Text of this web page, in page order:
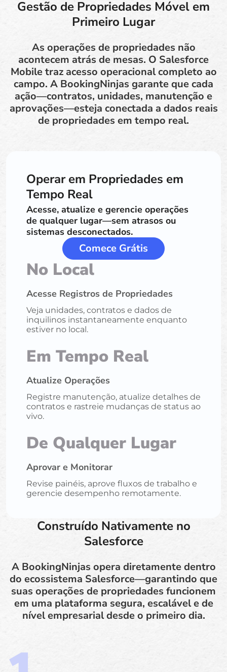
Gestão de Propriedades Móvel em
Primeiro Lugar
As operações de propriedades não
acontecem atrás de mesas. O Salesforce
Mobile traz acesso operacional completo ao
campo. A BookingNinjas garante que cada
ação—contratos, unidades, manutenção e
aprovações—esteja conectada a dados reais
de propriedades em tempo real.
Operar em Propriedades em
Tempo Real
Acesse, atualize e gerencie operações
de qualquer lugar—sem atrasos ou
sistemas desconectados.
Comece Grátis
No Local
Acesse Registros de Propriedades
Veja unidades, contratos e dados de
inquilinos instantaneamente enquanto
estiver no local.
Em Tempo Real
Atualize Operações
Registre manutenção, atualize detalhes de
contratos e rastreie mudanças de status ao
vivo.
De Qualquer Lugar
Aprovar e Monitorar
Revise painéis, aprove fluxos de trabalho e
gerencie desempenho remotamente.
Construído Nativamente no
Salesforce
A BookingNinjas opera diretamente dentro
do ecossistema Salesforce—garantindo que
suas operações de propriedades funcionem
em uma plataforma segura, escalável e de
nível empresarial desde o primeiro dia.